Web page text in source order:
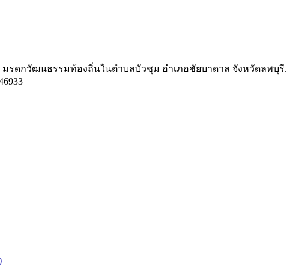
มรดกวัฒนธรรมท้องถิ่นในตำบลบัวชุม อำเภอชัยบาดาล จังหวัดลพบุรี.